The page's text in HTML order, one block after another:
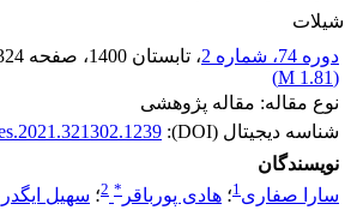
شیلات
دوره 74، شماره 2
، تابستان 1400 ، صفحه
(
1.81 M
)
نوع مقاله: مقاله پژوهشی
شناسه دیجیتال (DOI):
نویسندگان
سارا صفاری1؛ هادی پورباقر *
2؛ سهیل